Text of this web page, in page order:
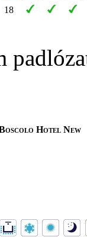
18
Hotel New